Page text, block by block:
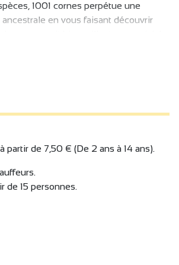
1001 cornes perpétue une
ancestrale en vous faisant découvrir
de 3 hectares, venez à la
des outils anciens et des roulottes.
tendresse, arrêtez-vous au parc aux
oublier le parcours botanique et la
pour 1001 abeilles !
propose une petite restauration
nique ! Pour ceux qui veulent faire
possible en contactant 1001 cornes de
roulotte ! Dépaysement garanti !
amateurs !
partir de 7,50 € (De 2 ans à 14 ans).
de 15 personnes.